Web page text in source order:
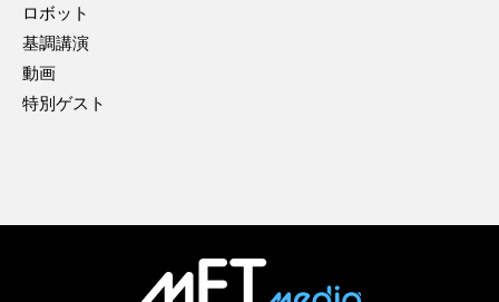
ロボット
基調講演
動画
特別ゲスト